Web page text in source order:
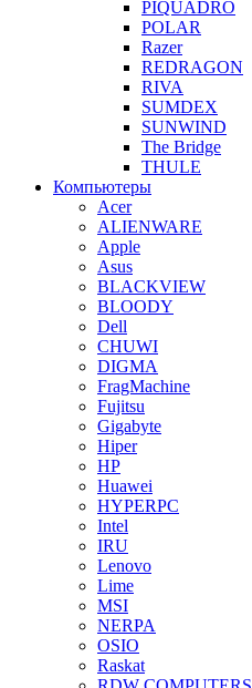
PIQUADRO
POLAR
Razer
REDRAGON
RIVA
SUMDEX
SUNWIND
The Bridge
THULE
Компьютеры
Acer
ALIENWARE
Apple
Asus
BLACKVIEW
BLOODY
Dell
CHUWI
DIGMA
FragMachine
Fujitsu
Gigabyte
Hiper
HP
Huawei
HYPERPC
Intel
IRU
Lenovo
Lime
MSI
NERPA
OSIO
Raskat